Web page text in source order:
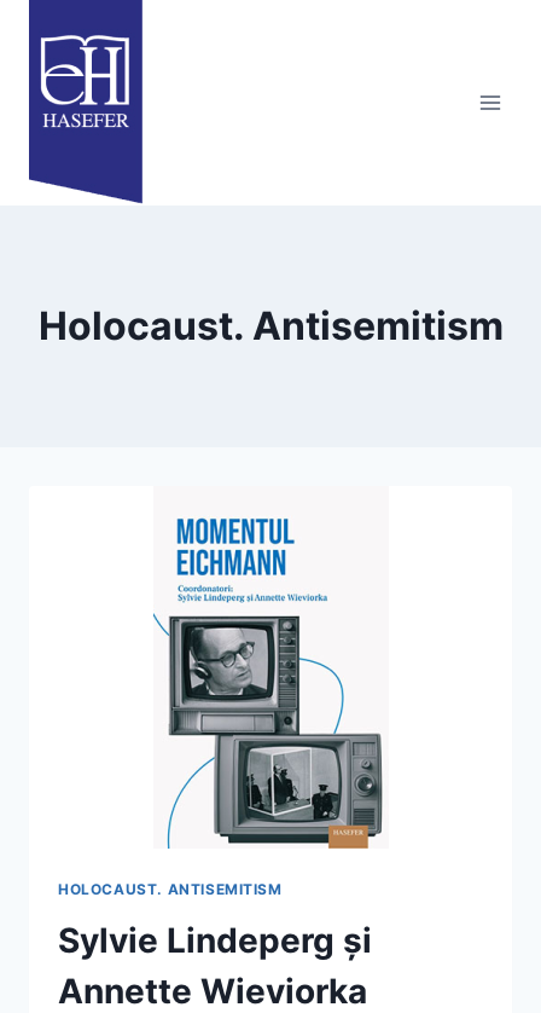
content
Holocaust. Antisemitism
HOLOCAUST. ANTISEMITISM
Sylvie Lindeperg și
Annette Wieviorka